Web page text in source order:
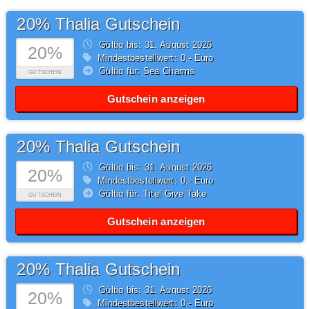
20%
GUTSCHEIN
20% Thalia Gutschein
Gültig bis: 31.August2026
Mindestbestellwert: 0,- Euro
Gültig für: Sea Charms
Gutschein anzeigen
20%
GUTSCHEIN
20% Thalia Gutschein
Gültig bis: 31.August2026
Mindestbestellwert: 0,- Euro
Gültig für: Titel Give Take
Gutschein anzeigen
20%
20% Thalia Gutschein
Gültig bis: 31.August2026
Mindestbestellwert: 0,- Euro